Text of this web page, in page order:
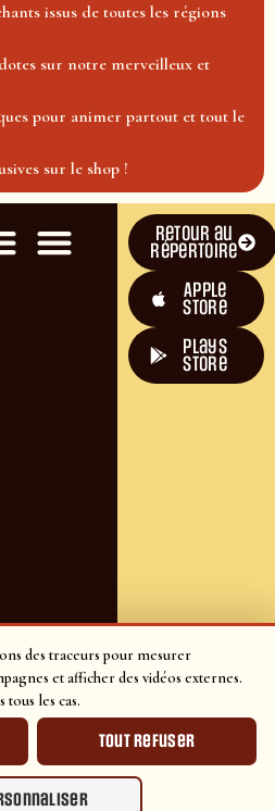
des traceurs pour mesurer
et afficher des vidéos externes.
tous les cas.
Tout refuser
issus de toutes les régions
sur notre merveilleux et
pour animer partout et tout le
sur le shop !
Retour au
répertoire
Apple
Store
plays
store